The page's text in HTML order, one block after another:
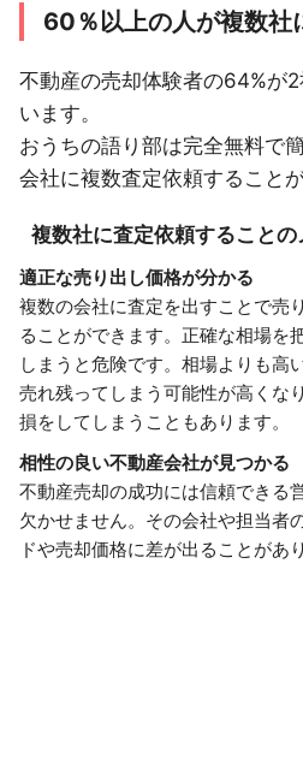
60％以上の人が複数社
不動産の売却体験者の64%が
います。
おうちの語り部は完全無料で
会社に複数査定依頼することが
複数社に査定依頼することの
適正な売り出し価格が分かる
複数の会社に査定を出すことで売
ることができます。正確な相場を
しまうと危険です。相場よりも高
売れ残ってしまう可能性が高くな
損をしてしまうこともあります。
相性の良い不動産会社が見つかる
不動産売却の成功には信頼できる
欠かせません。その会社や担当者
ドや売却価格に差が出ることがあ